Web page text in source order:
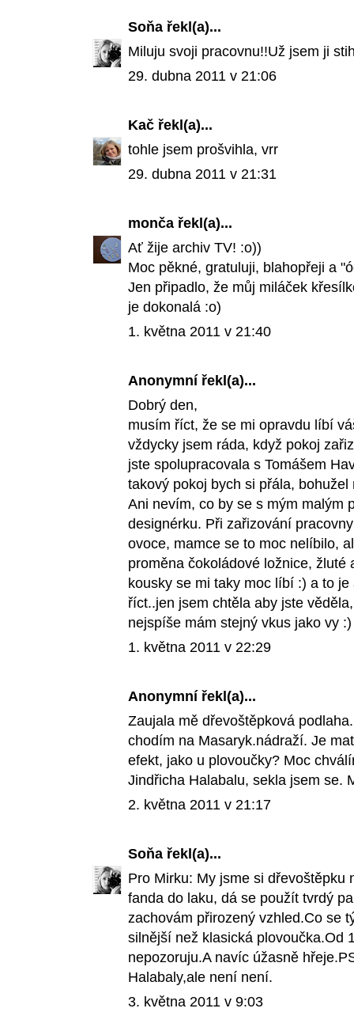
Soňa řekl(a)...
Miluju svoji pracovnu!!Už jsem ji
29. dubna 2011 v 21:06
Kač řekl(a)...
tohle jsem prošvihla, vrr
29. dubna 2011 v 21:31
monča řekl(a)...
Ať žije archiv TV! :o))
Moc pěkné, gratuluji, blahopřeji a
Jen připadlo, že můj miláček
je dokonalá :o)
1. května 2011 v 21:40
Anonymní řekl(a)...
Dobrý den,
musím říct, že se mi opravdu líbí
vždycky jsem ráda, když pokoj
jste spolupracovala s Tomášem
takový pokoj bych si přála,
Ani nevím, co by se s mým malým
designérku. Při zařizování
ovoce, mamce se to moc nelíbilo,
proměna čokoládové ložnice,
kousky se mi taky moc líbí :) a to
říct..jen jsem chtěla aby jste
nejspíše mám stejný vkus jako vy :)
1. května 2011 v 22:29
Anonymní řekl(a)...
Zaujala mě dřevoštěpková
chodím na Masaryk.nádraží. Je
efekt, jako u plovoučky? Moc
Jindřicha Halabalu, sekla jsem se.
2. května 2011 v 21:17
Soňa řekl(a)...
Pro Mirku: My jsme si dřevoštěpku
fanda do laku, dá se použít tvrdý
zachovám přirozený vzhled.Co se
silnější než klasická plovoučka.Od
nepozoruju.A navíc úžasně
Halabaly,ale není není.
3. května 2011 v 9:03